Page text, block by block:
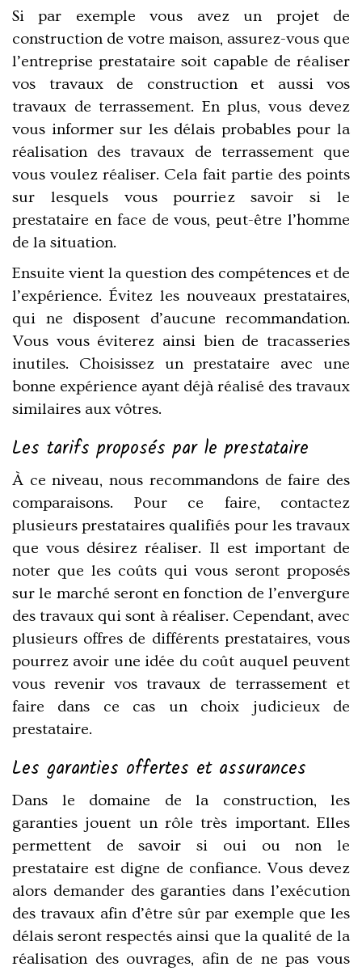
Si par exemple vous avez un projet de
construction de votre maison, assurez-vous que
l’entreprise prestataire soit capable de réaliser
vos travaux de construction et aussi vos
travaux de terrassement. En plus, vous devez
vous informer sur les délais probables pour la
réalisation des travaux de terrassement que
vous voulez réaliser. Cela fait partie des points
sur lesquels vous pourriez savoir si le
prestataire en face de vous, peut-être l’homme
de la situation.
Ensuite vient la question des compétences et de
l’expérience. Évitez les nouveaux prestataires,
qui ne disposent d’aucune recommandation.
Vous vous éviterez ainsi bien de tracasseries
inutiles. Choisissez un prestataire avec une
bonne expérience ayant déjà réalisé des travaux
similaires aux vôtres.
Les tarifs proposés par le prestataire
À ce niveau, nous recommandons de faire des
comparaisons. Pour ce faire, contactez
plusieurs prestataires qualifiés pour les travaux
que vous désirez réaliser. Il est important de
noter que les coûts qui vous seront proposés
sur le marché seront en fonction de l’envergure
des travaux qui sont à réaliser. Cependant, avec
plusieurs offres de différents prestataires, vous
pourrez avoir une idée du coût auquel peuvent
vous revenir vos travaux de terrassement et
faire dans ce cas un choix judicieux de
prestataire.
Les garanties offertes et assurances
Dans le domaine de la construction, les
garanties jouent un rôle très important. Elles
permettent de savoir si oui ou non le
prestataire est digne de confiance. Vous devez
alors demander des garanties dans l’exécution
des travaux afin d’être sûr par exemple que les
délais seront respectés ainsi que la qualité de la
réalisation des ouvrages, afin de ne pas vous